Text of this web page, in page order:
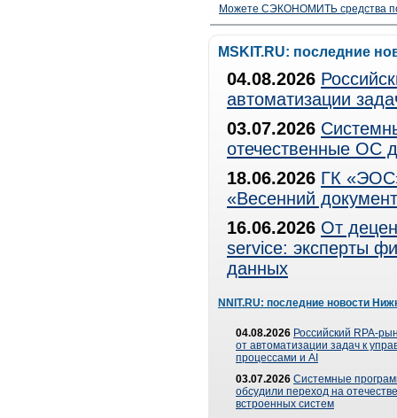
Можете СЭКОНОМИТЬ средства
MSKIT.RU: последние
04.08.2026
автоматизации
03.07.2026
отечественные ОС
18.06.2026 ГК
«Весенний
16.06.2026 От
service: эксперты
данных
NNIT.RU: последние новости
04.08.2026 Российский RPA-
от автоматизации задач к
процессами и AI
03.07.2026 Системные
обсудили переход на
встроенных систем